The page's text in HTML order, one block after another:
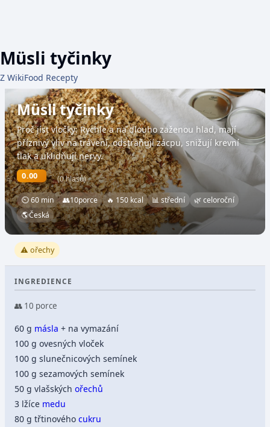
Müsli tyčinky
Z WikiFood Recepty
Müsli tyčinky
Proč jíst vločky: Rychle a na dlouho zaženou hlad, mají
příznivý vliv na trávení, odstraňují zácpu, snižují krevní
tlak a uklidňují nervy.
0.00 (0 hlasů)
⏲ 60 min 👥10porce 🔥 150 kcal 📊 střední
🌿 celoroční
🌎Česká
⚠️ ořechy
INGREDIENCE
👥 10 porce
60 g másla + na vymazání
100 g ovesných vloček
100 g slunečnicových semínek
100 g sezamových semínek
50 g vlašskýchořechů
3 lžíce medu
80 g třtinovéhocukru